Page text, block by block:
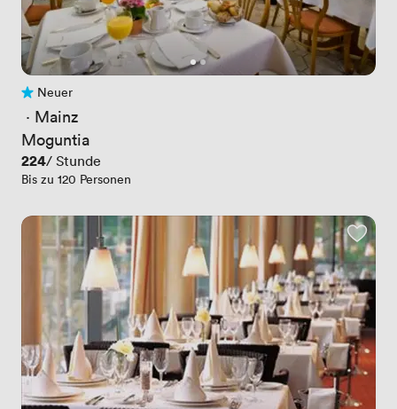
Noch keine Bewertungen
Neuer
· Mainz
Moguntia
Preis
224/ Stunde
Bis zu 120 Personen